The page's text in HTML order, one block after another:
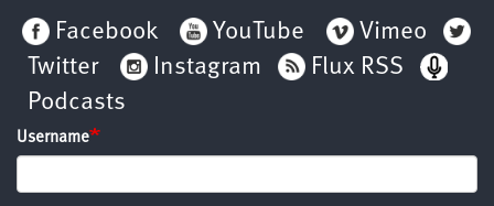
Facebook
YouTube
Vimeo
Twitter
Instagram
Flux RSS
Podcasts
Username